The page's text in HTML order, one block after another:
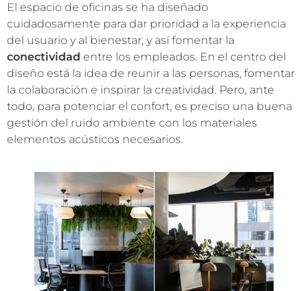
El espacio de oficinas se ha diseñado
cuidadosamente para dar prioridad a la experiencia
del usuario y al bienestar, y así fomentar la
conectividad entre los empleados. En el centro del
diseño está la idea de reunir a las personas, fomentar
la colaboración e inspirar la creatividad. Pero, ante
todo, para potenciar el confort, es preciso una buena
gestión del ruido ambiente con los materiales
elementos acústicos necesarios.